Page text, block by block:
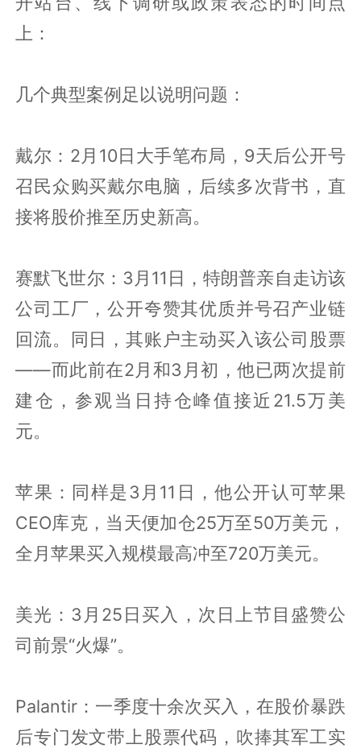
上：
几个典型案例足以说明问题：
戴尔：2月10日大手笔布局，9天后公开号
召民众购买戴尔电脑，后续多次背书，直
接将股价推至历史新高。
赛默飞世尔：3月11日，特朗普亲自走访该
公司工厂，公开夸赞其优质并号召产业链
回流。同日，其账户主动买入该公司股票
——而此前在2月和3月初，他已两次提前
建仓，参观当日持仓峰值接近21.5万美
元。
苹果：同样是3月11日，他公开认可苹果
CEO库克，当天便加仓25万至50万美元，
全月苹果买入规模最高冲至720万美元。
美光：3月25日买入，次日上节目盛赞公
司前景“火爆”。
Palantir：一季度十余次买入，在股价暴跌
后专门发文带上股票代码，吹捧其军工实